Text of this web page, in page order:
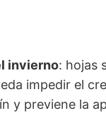
invierno: hojas
impedir el
y previene la